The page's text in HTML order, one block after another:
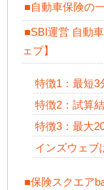
■自動車保険の
■SBI運営 自動
ェブ】
特徴1：最短3
特徴2：試算
特徴3：最大
インズウェブ
■保険スクエア